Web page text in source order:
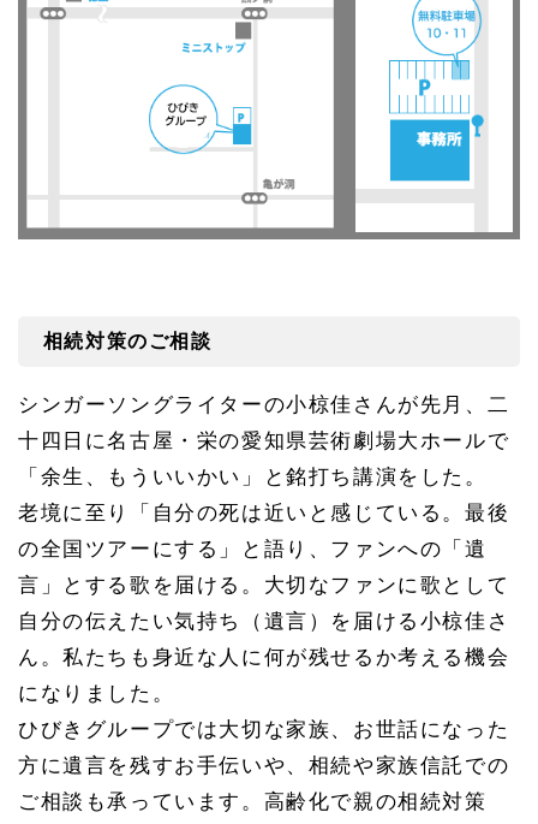
相続対策のご相談
シンガーソングライターの小椋佳さんが先月、二
十四日に名古屋・栄の愛知県芸術劇場大ホールで
「余生、もういいかい」と銘打ち講演をした。
老境に至り「自分の死は近いと感じている。最後
の全国ツアーにする」と語り、ファンへの「遺
言」とする歌を届ける。大切なファンに歌として
自分の伝えたい気持ち（遺言）を届ける小椋佳さ
ん。私たちも身近な人に何が残せるか考える機会
になりました。
ひびきグループでは大切な家族、お世話になった
方に遺言を残すお手伝いや、 相続や家族信託での
ご相談も承っています。高齢化で親の相続対策